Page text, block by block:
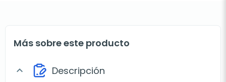
Más sobre este producto
expand_more Descripción